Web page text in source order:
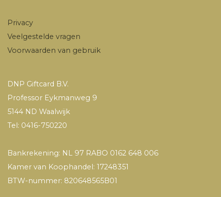
Privacy
Veelgestelde vragen
Voorwaarden van gebruik
DNP Giftcard B.V.
Professor Eykmanweg 9
5144 ND Waalwijk
Tel: 0416-750220
Bankrekening: NL 97 RABO 0162 648 006
Kamer van Koophandel: 17248351
BTW-nummer: 820648565B01